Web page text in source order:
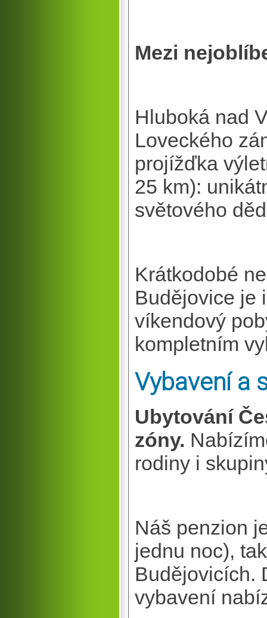
Mezi
Hluboká nad
Loveckého
projížďka
25 km):
světového
Krátkodobé
Budějovice je
víkendový
kompletním
Vybavení a
Ubytování
zóny.
rodiny i
Náš penzion
jednu noc),
Budějovicích.
vybavení